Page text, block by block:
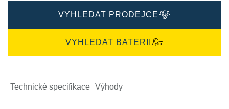
VYHLEDAT PRODEJCE
VYHLEDAT BATERII
Technické specifikace Výhody